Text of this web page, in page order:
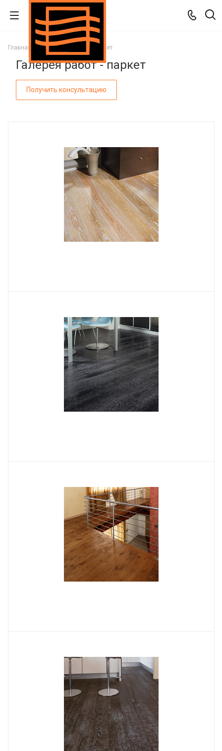
Главная Галерея работ Паркет
Галерея работ - паркет
Получить консультацию